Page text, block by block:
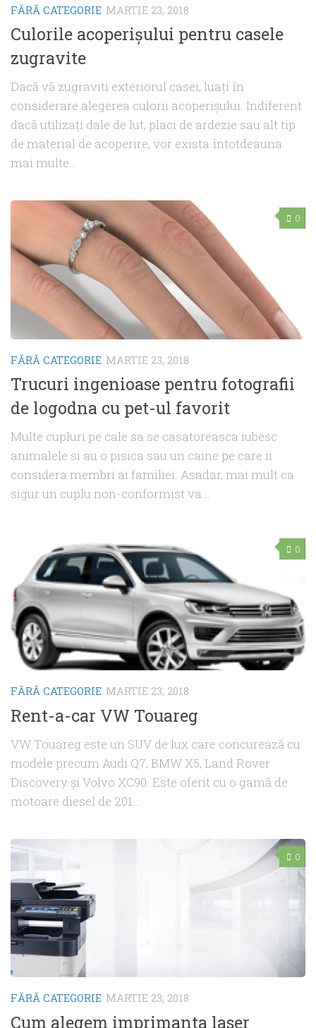
FĂRĂ CATEGORIE MARTIE 23, 2018
Culorile acoperișului pentru casele
zugravite
Dacă vă zugraviti exteriorul casei, luați în
considerare alegerea culorii acoperișului. Indiferent
dacă utilizați dale de lut, placi de ardezie sau alt tip
de material de acoperire, vor exista întotdeauna
mai multe...
0
FĂRĂ CATEGORIE MARTIE 23, 2018
Trucuri ingenioase pentru fotografii
de logodna cu pet-ul favorit
Multe cupluri pe cale sa se casatoreasca iubesc
animalele si au o pisica sau un caine pe care ii
considera membri ai familiei. Asadar, mai mult ca
sigur un cuplu non-conformist va...
0
FĂRĂ CATEGORIE MARTIE 23, 2018
Rent-a-car VW Touareg
VW Touareg este un SUV de lux care concurează cu
modele precum Audi Q7, BMW X5, Land Rover
Discovery și Volvo XC90. Este oferit cu o gamă de
motoare diesel de 201...
0
FĂRĂ CATEGORIE MARTIE 23, 2018
Cum alegem imprimanta laser